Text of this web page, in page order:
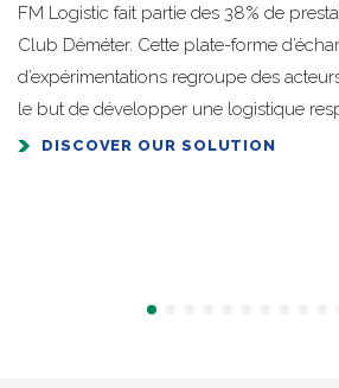
FM Logistic fait partie des 38% de
Club Déméter. Cette plate-forme
d’expérimentations regroupe des
le but de développer une logistique
DISCOVER OUR SOLUTION